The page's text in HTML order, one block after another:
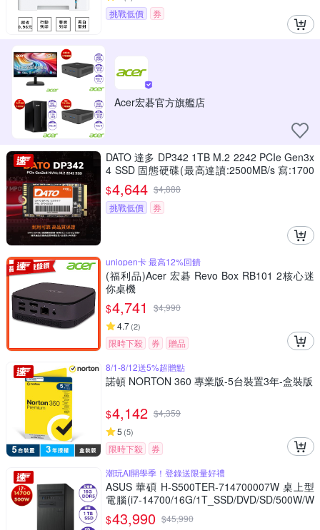
挑戰低價 券
Acer宏碁官方旗艦店
DATO 達多 DP342 1TB M.2 2242 PCIe Gen3x
4 SSD 固態硬碟(最高達讀:2500MB/s 寫:1700
MB/s)
$4,644 $4,888
挑戰低價
券
uniopen卡 最高12%回饋
(福利品)Acer 宏碁 Revo Box RB101 2核心迷
你桌機
$4,741 $4,990
4.7(2)
限時下殺 券
贈品
8/1-8/12送5%超贈點
諾頓 NORTON 360 專業版-5台裝置3年-盒裝版
$4,142 $4,359
5 (5)
限時下殺
券
潮玩AI開學季！登錄送限量好禮
ASUS 華碩 H-S500TER-714700007W 桌上型
電腦(i7-14700/16G/1T_SSD/DVD/SD/500W/W
in11 Home)
$43,990 $45,990